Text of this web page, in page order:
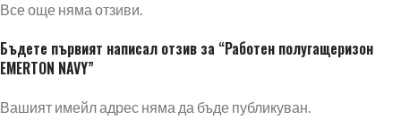
Все още няма отзиви.
Бъдете първият написал отзив за “Работен полугащеризон
EMERTON NAVY”
Вашият имейл адрес няма да бъде публикуван.